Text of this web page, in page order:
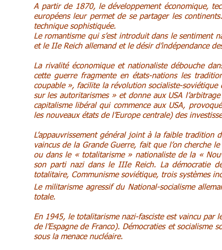
A partir de 1870, le développement économique,
européens leur permet de se partager les
technique sophistiquée.
Le romantisme qui s’est introduit dans le sentiment
et le IIe Reich allemand et le désir d’indépendance
La rivalité économique et nationaliste débouche
cette guerre fragmente en états-nations les
coupable », facilite la révolution socialiste-
sur les autoritarismes » et donne aux USA
capitalisme libéral qui commence aux USA,
les nouveaux états de l’Europe centrale) des
L’appauvrissement général joint à la faible tradition
vaincus de la Grande Guerre, fait que l’on cherche
ou dans le « totalitarisme » nationaliste de la «
son parti nazi dans le IIIe Reich. La démocratie
totalitaire, Communisme soviétique, trois systèmes
Le militarisme agressif du National-socialisme
totale.
En 1945, le totalitarisme nazi-fasciste est vaincu par
de l’Espagne de Franco). Démocraties et socialisme
sous la menace nucléaire.